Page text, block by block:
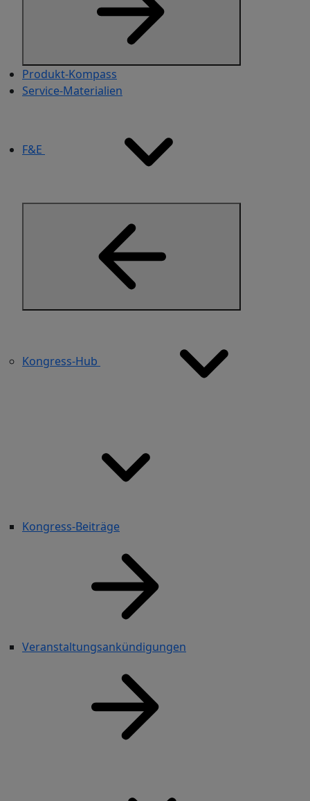
Produkt-Kompass
Service-Materialien​
F&E
Kongress-Hub
Kongress-Beiträge
Veranstaltungsankündigungen